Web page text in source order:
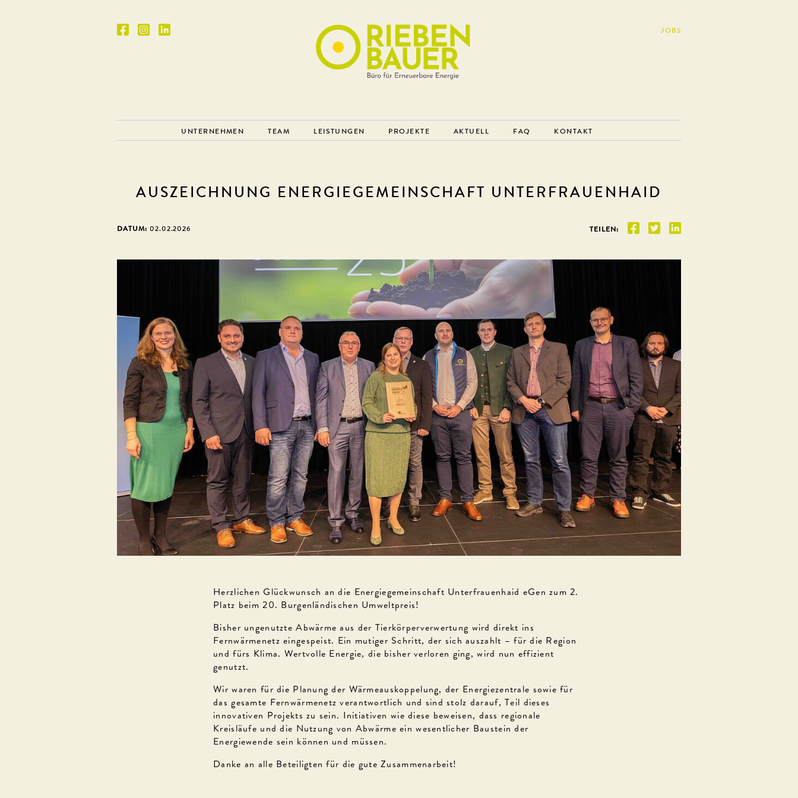
JOBS
UNTERNEHMEN TEAM LEISTUNGEN PROJEKTE AKTUELL FAQ KONTAKT
AUSZEICHNUNG ENERGIEGEMEINSCHAFT UNTERFRAUENHAID
DATUM: 02.02.2026 TEILEN:
Herzlichen Glückwunsch an die Energiegemeinschaft Unterfrauenhaid eGen zum 2.
Platz beim 20. Burgenländischen Umweltpreis!
Bisher ungenutzte Abwärme aus der Tierkörperverwertung wird direkt ins
Fernwärmenetz eingespeist. Ein mutiger Schritt, der sich auszahlt – für die Region
und fürs Klima. Wertvolle Energie, die bisher verloren ging, wird nun effizient
genutzt.
Wir waren für die Planung der Wärmeauskoppelung, der Energiezentrale sowie für
das gesamte Fernwärmenetz verantwortlich und sind stolz darauf, Teil dieses
innovativen Projekts zu sein. Initiativen wie diese beweisen, dass regionale
Kreisläufe und die Nutzung von Abwärme ein wesentlicher Baustein der
Energiewende sein können und müssen.
Danke an alle Beteiligten für die gute Zusammenarbeit!